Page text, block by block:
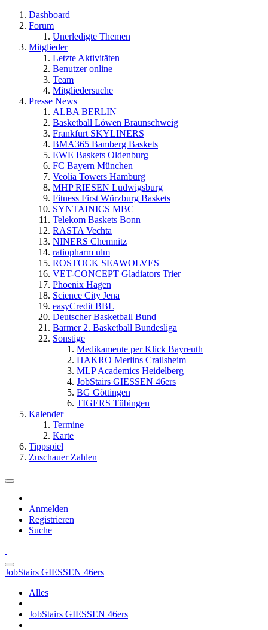
Dashboard
Forum
Unerledigte Themen
Mitglieder
Letzte Aktivitäten
Benutzer online
Team
Mitgliedersuche
Presse News
ALBA BERLIN
Basketball Löwen Braunschweig
Frankfurt SKYLINERS
BMA365 Bamberg Baskets
EWE Baskets Oldenburg
FC Bayern München
Veolia Towers Hamburg
MHP RIESEN Ludwigsburg
Fitness First Würzburg Baskets
SYNTAINICS MBC
Telekom Baskets Bonn
RASTA Vechta
NINERS Chemnitz
ratiopharm ulm
ROSTOCK SEAWOLVES
VET-CONCEPT Gladiators Trier
Phoenix Hagen
Science City Jena
easyCredit BBL
Deutscher Basketball Bund
Barmer 2. Basketball Bundesliga
Sonstige
Medikamente per Klick Bayreuth
HAKRO Merlins Crailsheim
MLP Academics Heidelberg
JobStairs GIESSEN 46ers
BG Göttingen
TIGERS Tübingen
Kalender
Termine
Karte
Tippspiel
Zuschauer Zahlen
Anmelden
Registrieren
Suche
JobStairs GIESSEN 46ers
Alles
JobStairs GIESSEN 46ers